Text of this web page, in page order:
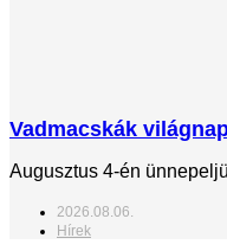
Vadmacskák
Augusztus 4-én
2026.08.06.
Hírek